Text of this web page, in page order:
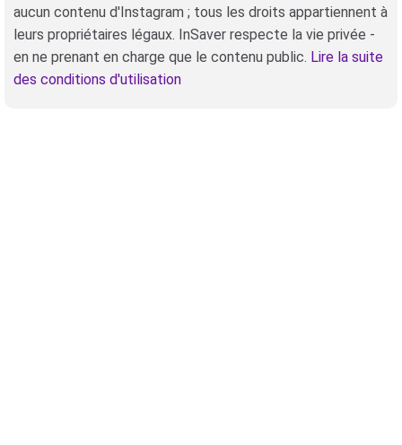
aucun contenu d'Instagram ; tous les droits appartiennent à
leurs propriétaires légaux. InSaver respecte la vie privée -
en ne prenant en charge que le contenu public. Lire la suite
des conditions d'utilisation